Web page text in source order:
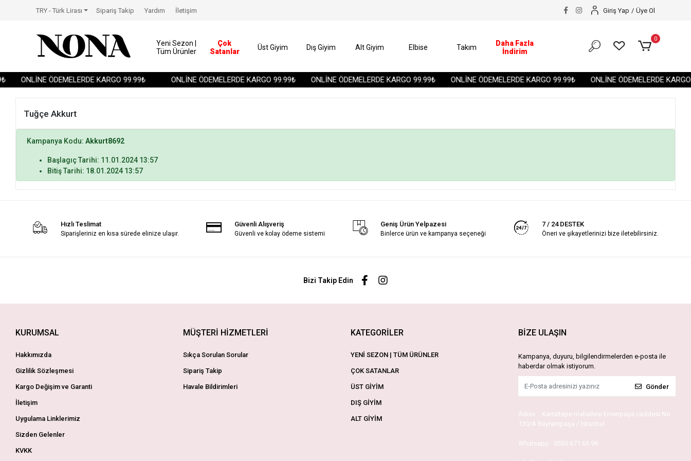
ONLİNE ÖDEMELERDE KARGO 99.99₺ ONLİNE ÖDEMELERDE KARGO 99.99₺ ONLİNE ÖDEMELERDE KARGO 99.99₺ ONLİNE ÖDEMELERDE KARGO 99.99₺ ONLİNE ÖDEMELERDE KARGO
TRY - Türk Lirası Sipariş Takip Yardım İletişim Giriş Yap / Üye Ol
Yeni Sezon |
Tüm Ürünler
Çok
Satanlar
Üst Giyim Dış Giyim Alt Giyim Elbise Takım
Daha Fazla
İndirim
0
Tuğçe Akkurt
Kampanya Kodu:Akkurt8692
Başlagıç Tarihi: 11.01.2024 13:57
Bitiş Tarihi: 18.01.2024 13:57
Hızlı Teslimat
Siparişleriniz en kısa sürede elinize ulaşır.
Güvenli Alışveriş
Güvenli ve kolay ödeme sistemi
Geniş Ürün Yelpazesi
Binlerce ürün ve kampanya seçeneği
7 / 24 DESTEK
Öneri ve şikayetlerinizi bize iletebilirsiniz.
Bizi Takip Edin
KURUMSAL
Hakkımızda
Gizlilik Sözleşmesi
Kargo Değişim ve Garanti
İletişim
Uygulama Linklerimiz
Sizden Gelenler
KVKK
MÜŞTERİ HİZMETLERİ
Sıkça Sorulan Sorular
Sipariş Takip
Havale Bildirimleri
KATEGORİLER
YENİ SEZON | TÜM ÜRÜNLER
ÇOK SATANLAR
ÜST GİYİM
DIŞ GİYİM
ALT GİYİM
BİZE ULAŞIN
Kampanya, duyuru, bilgilendirmelerden e-posta ile
haberdar olmak istiyorum.
Gönder
Adres : Kartaltepe mahallesi Enverpaşa caddesi No
130/A Bayrampaşa / İstanbul
Whatsapp : 0530 671 65 99